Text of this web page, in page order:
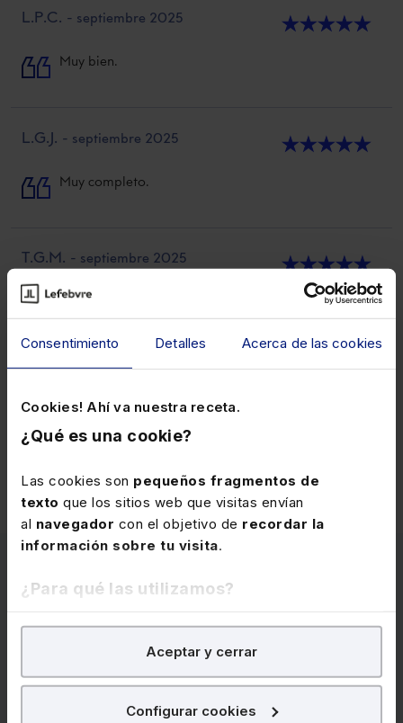
Consentimiento Detalles Acerca de las cookies
Cookies! Ahí va nuestra receta.
¿Qué es una cookie?
Las cookies son pequeños fragmentos de
texto que los sitios web que visitas envían
al navegador con el objetivo de recordar la
información sobre tu visita.
¿Para qué las utilizamos?
En Lefebvre utilizamos las cookies confines
para tratar demejorar tu experiencia
nuestra página web. También con fines publicitarios,
Aceptar y cerrar
Configurar cookies
L.P.C. - septiembre 2025 ★★★★★
Muy bien.
L.G.J. - septiembre 2025 ★★★★★
Muy completo.
T.G.M. - septiembre 2025 ★★★★★
La explicación me resulta muy clara.
Ver más opiniones
Quiero este curso para
mi empresa